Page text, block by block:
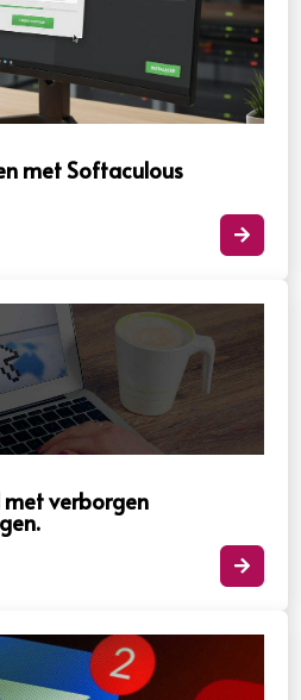
met Softaculous

verborgen
